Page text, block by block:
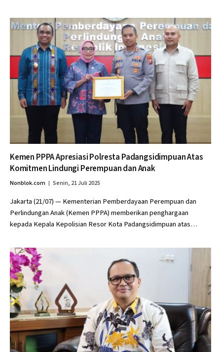
Kemen PPPA Apresiasi Polresta Padangsidimpuan Atas
Komitmen Lindungi Perempuan dan Anak
Nonblok.com Senin, 21 Juli 2025
Jakarta (21/07) — Kementerian Pemberdayaan Perempuan dan
Perlindungan Anak (Kemen PPPA) memberikan penghargaan
kepada Kepala Kepolisian Resor Kota Padangsidimpuan atas…